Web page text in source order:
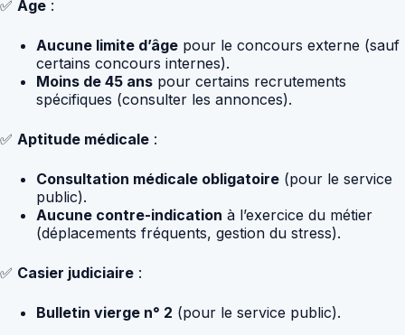
✅ Âge :
Aucune limite d’âge pour le concours externe (sauf
certains concours internes).
Moins de 45 ans pour certains recrutements
spécifiques (consulter les annonces).
✅ Aptitude médicale :
Consultation médicale obligatoire (pour le service
public).
Aucune contre-indication à l’exercice du métier
(déplacements fréquents, gestion du stress).
✅ Casier judiciaire :
Bulletin vierge n° 2 (pour le service public).